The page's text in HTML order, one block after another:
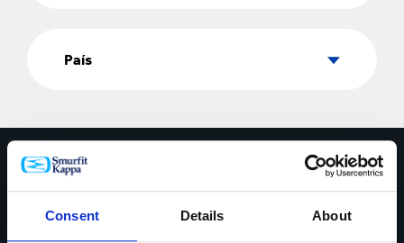
Consent Details About
País
Contáctate con nosotros hoy